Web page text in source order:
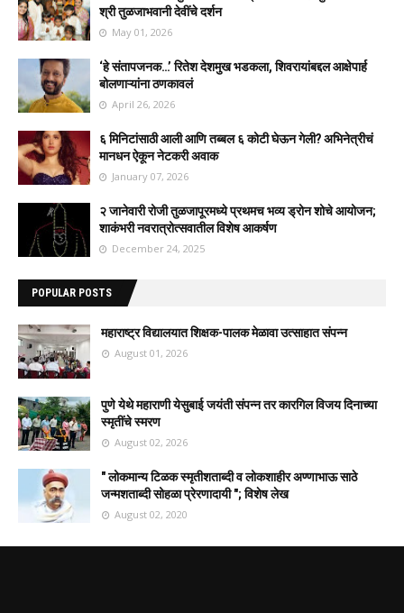
श्री तुळजाभवानी देवींचे दर्शन
May 01, 2026
‘हे संतापजनक…’ रितेश देशमुख भडकला, शिवरायांबद्दल आक्षेपार्ह
बोलणाऱ्यांना ठणकावलं
April 26, 2026
६ मिनिटांसाठी आली आणि तब्बल ६ कोटी घेऊन गेली? अभिनेत्रीचं
मानधन ऐकून नेटकरी अवाक
January 07, 2026
२ जानेवारी रोजी तुळजापूरमध्ये प्रथमच भव्य ड्रोन शोचे आयोजन;
शाकंभरी नवरात्रोत्सवातील विशेष आकर्षण
December 24, 2025
POPULAR POSTS
महाराष्ट्र विद्यालयात शिक्षक-पालक मेळावा उत्साहात संपन्न
August 01, 2026
पुणे येथे महाराणी येसुबाई जयंती संपन्न तर कारगिल विजय दिनाच्या
स्मृतींचे स्मरण
August 02, 2026
" लोकमान्य टिळक स्मृतीशताब्दी व लोकशाहीर अण्णाभाऊ साठे
जन्मशताब्दी सोहळा प्रेरणादायी "; विशेष लेख
August 02, 2020